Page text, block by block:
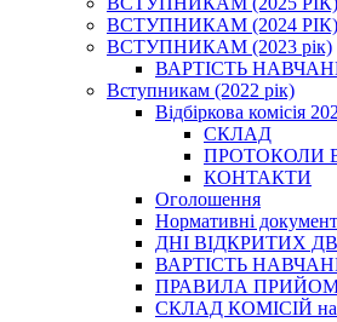
ВСТУПНИКАМ (2024 РІК)
ВСТУПНИКАМ (2023 рік)
ВАРТІСТЬ
Вступникам (2022 рік)
Відбіркова комісія
СКЛАД
ПРОТОКОЛИ
КОНТАКТИ
Оголошення
Нормативні
ДНІ ВІДКРИТИХ
ВАРТІСТЬ
ПРАВИЛА
СКЛАД КОМІСІЙ на